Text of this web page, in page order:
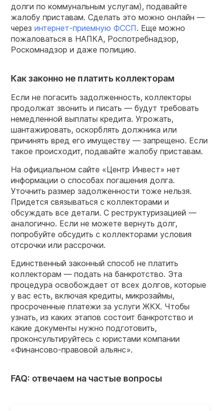
долги по коммунальным услугам), подавайте
жалобу приставам. Сделать это можно онлайн —
через интернет-приемную ФССП. Еще можно
пожаловаться в НАПКА, Роспотребнадзор,
Роскомнадзор и даже полицию.
Как законно не платить коллекторам
Если не погасить задолженность, коллекторы
продолжат звонить и писать — будут требовать
немедленной выплаты кредита. Угрожать,
шантажировать, оскорблять должника или
причинять вред его имуществу — запрещено. Если
такое происходит, подавайте жалобу приставам.
На официальном сайте «Центр Инвест» нет
информации о способах погашения долга.
Уточнить размер задолженности тоже нельзя.
Придется связываться с коллекторами и
обсуждать все детали. С реструктуризацией —
аналогично. Если не можете вернуть долг,
попробуйте обсудить с коллекторами условия
отсрочки или рассрочки.
Единственный законный способ не платить
коллекторам — подать на банкротство. Эта
процедура освобождает от всех долгов, которые
у вас есть, включая кредиты, микрозаймы,
просроченные платежи за услуги ЖКХ. Чтобы
узнать, из каких этапов состоит банкротство и
какие документы нужно подготовить,
проконсультируйтесь с юристами компании
«Финансово-правовой альянс».
FAQ: отвечаем на частые вопросы